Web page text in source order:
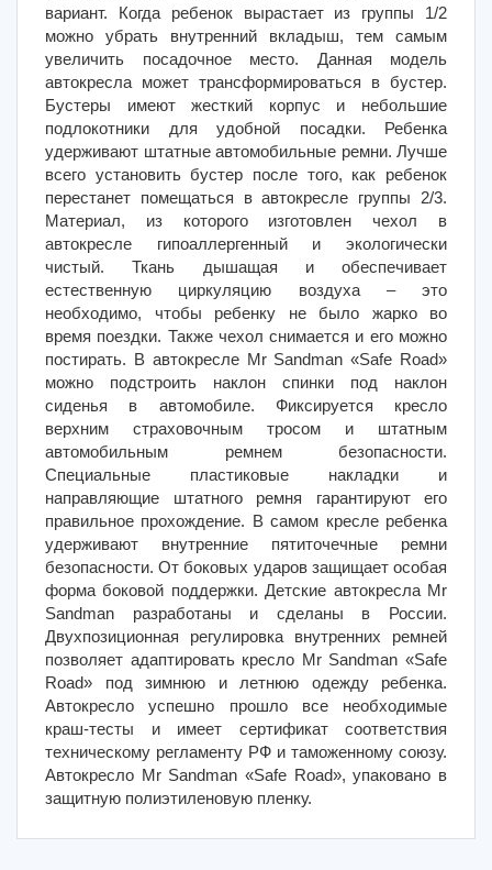
вариант. Когда ребенок вырастает из группы 1/2
можно убрать внутренний вкладыш, тем самым
увеличить посадочное место. Данная модель
автокресла может трансформироваться в бустер.
Бустеры имеют жесткий корпус и небольшие
подлокотники для удобной посадки. Ребенка
удерживают штатные автомобильные ремни. Лучше
всего установить бустер после того, как ребенок
перестанет помещаться в автокресле группы 2/3.
Материал, из которого изготовлен чехол в
автокресле гипоаллергенный и экологически
чистый. Ткань дышащая и обеспечивает
естественную циркуляцию воздуха – это
необходимо, чтобы ребенку не было жарко во
время поездки. Также чехол снимается и его можно
постирать. В автокресле Mr Sandman «Safe Road»
можно подстроить наклон спинки под наклон
сиденья в автомобиле. Фиксируется кресло
верхним страховочным тросом и штатным
автомобильным ремнем безопасности.
Специальные пластиковые накладки и
направляющие штатного ремня гарантируют его
правильное прохождение. В самом кресле ребенка
удерживают внутренние пятиточечные ремни
безопасности. От боковых ударов защищает особая
форма боковой поддержки. Детские автокресла Mr
Sandman разработаны и сделаны в России.
Двухпозиционная регулировка внутренних ремней
позволяет адаптировать кресло Mr Sandman «Safe
Road» под зимнюю и летнюю одежду ребенка.
Автокресло успешно прошло все необходимые
краш-тесты и имеет сертификат соответствия
техническому регламенту РФ и таможенному союзу.
Автокресло Mr Sandman «Safe Road», упаковано в
защитную полиэтиленовую пленку.